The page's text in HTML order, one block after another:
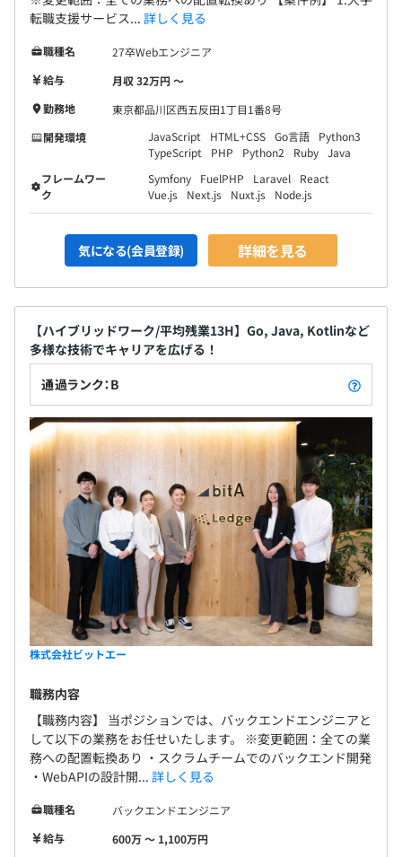
社員数196名、うち70名ほどがエンジニアです。
その他ディレクター、デザイナー、データサイエンティス
少なくて4名、多くて20名ほどでチームを組んでおりま
す。
エンジニアのみで構成されているチームもあれば、ディレ
クターやデザイナーと一緒に組んでいるチームもあり、
様々です。
基本的には中長期でクライアントのグロース支援に携わっ
ており、10年程担当させていただいているクライアントも
あります。
賞与年2回
昇給年1回
※関東ITソフトウェア健康保険組合加入
無期雇用
なし
転職支援サービス... 詳しく見る
職種名
27卒Webエンジニア
給与
月収 32万円 〜
勤務地
東京都品川区西五反田1丁目1番8号
開発環境
JavaScript HTML+CSS Go言語
Python3
TypeScript
PHP Python2 Ruby Java
フレームワー
ク
Symfony FuelPHP Laravel
React
Vue.js
Next.js Nuxt.js Node.js
気になる(会員登録) 詳細を見る
【ハイブリッドワーク/平均残業13H】Go, Java, Kotlinなど
多様な技術でキャリアを広げる！
通過ランク：B
株式会社ビットエー
職務内容
【職務内容】 当ポジションでは、バックエンドエンジニアと
して以下の業務をお任せいたします。 ※変更範囲：全ての業
務への配置転換あり ・スクラムチームでのバックエンド開発
・WebAPIの設計開... 詳しく見る
職種名
バックエンドエンジニア
給与
600万 〜 1,100万円